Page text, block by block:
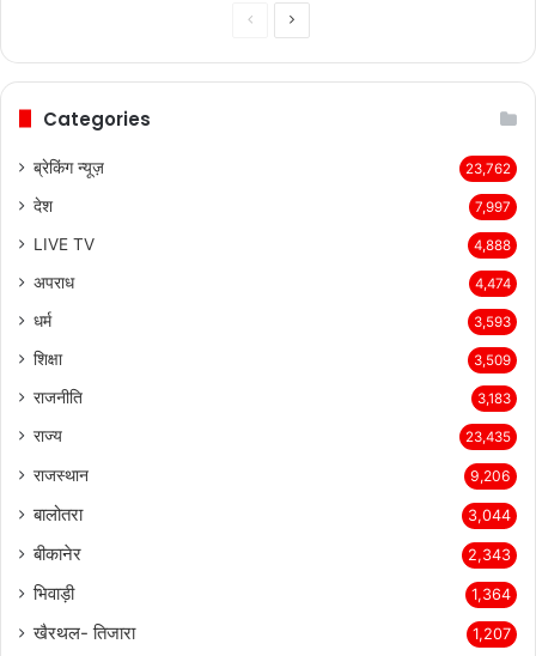
PreviousNext
Categories
ब्रेकिंग न्यूज़ 23,762
देश 7,997
LIVE TV 4,888
अपराध 4,474
धर्म 3,593
शिक्षा 3,509
राजनीति 3,183
राज्य 23,435
राजस्थान 9,206
बालोतरा 3,044
बीकानेर 2,343
भिवाड़ी 1,364
खैरथल- तिजारा 1,207